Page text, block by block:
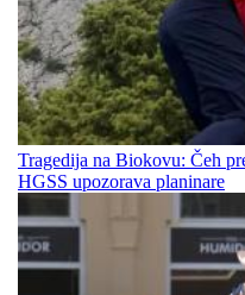
Tragedija na Biokovu: Čeh
HGSS upozorava planinare